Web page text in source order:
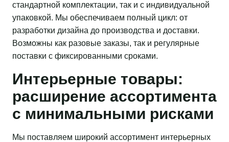
стандартной комплектации, так и с индивидуальной
упаковкой. Мы обеспечиваем полный цикл: от
разработки дизайна до производства и доставки.
Возможны как разовые заказы, так и регулярные
поставки с фиксированными сроками.
Интерьерные товары:
расширение ассортимента
с минимальными рисками
Мы поставляем широкий ассортимент интерьерных